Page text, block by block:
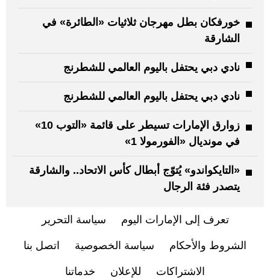
خورفكان بطل مهرجان ثلاثيات «الطائرة» في
الشارقة
نادي دبي يحتفل باليوم العالمي للشطرنج
نادي دبي يحتفل باليوم العالمي للشطرنج
زوارق الإمارات تسيطر على قائمة «التوب 10»
في مونديال «الفورمولا 1»
«التايكواندو» يُتوّج أبطال كأس الاتحاد.. والشارقة
يتصدر فئة الرجال
تعرف إلى الإمارات اليوم سياسة التحرير
الشروط والأحكام سياسة الخصوصية اتصل بنا
الاشتراكات للإعلان خدماتنا